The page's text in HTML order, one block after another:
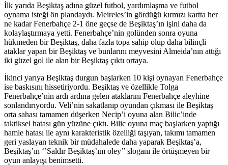
İlk yarıda Beşiktaş adına güzel futbol, yardımlaşma ve futbol
oynama isteği ön plandaydı. Meireles’in gördüğü kırmızı kartta her
ne kadar Fenerbahçe 2-1 öne geçse de Beşiktaş’ın işini daha da
kolaylaştırmaya yetti. Fenerbahçe’nin golünden sonra oyuna
hükmeden bir Beşiktaş, daha fazla topa sahip olup daha bilinçli
ataklar yapan bir Beşiktaş ve bunlarını meyvesini Almeida’nın attığı
iki güzel gol ile alan bir Beşiktaş çıktı ortaya.
İkinci yarıya Beşiktaş durgun başlarken 10 kişi oynayan Fenerbahçe
ise baskısını hissetiriyordu. Beşiktaş ve özellikle Tolga
Fenerbahçe’nin ardı ardına gelen ataklarını Fenerbahçe aleyhine
sonlandırıyordu. Veli’nin sakatlanıp oyundan çıkması ile Beşiktaş
orta sahası tamamen düşerken Necip’i oyuna alan Bilic’inde
taktiksel hatası gün yüzüne çıktı. Bilic oyuna maç başlarken yaptığı
hamle hatası ile aynı karakteristik özelliği taşıyan, takımı tamamen
geri yaslayan teknik bir müdahalede daha yaparak Beşiktaş’a,
Beşiktaş’ın ‘’Saldır Beşiktaş’ım oley’’ sloganı ile örtüşmeyen bir
oyun anlayışı benimsetti.